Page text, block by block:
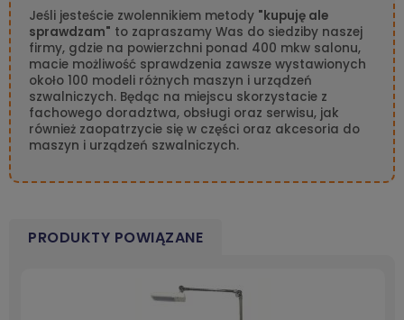
Jeśli jesteście zwolennikiem metody "kupuję ale
sprawdzam" to zapraszamy Was do siedziby naszej
firmy, gdzie na powierzchni ponad 400 mkw salonu,
macie możliwość sprawdzenia zawsze wystawionych
około 100 modeli różnych maszyn i urządzeń
szwalniczych. Będąc na miejscu skorzystacie z
fachowego doradztwa, obsługi oraz serwisu, jak
również zaopatrzycie się w części oraz akcesoria do
maszyn i urządzeń szwalniczych.
PRODUKTY POWIĄZANE